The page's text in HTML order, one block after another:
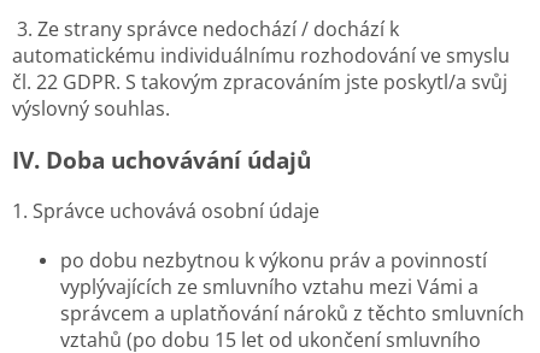
3. Ze strany správce nedochází / dochází k
automatickému individuálnímu rozhodování ve smyslu
čl. 22 GDPR. S takovým zpracováním jste poskytl/a svůj
výslovný souhlas.
IV. Doba uchovávání údajů
1. Správce uchovává osobní údaje
po dobu nezbytnou k výkonu práv a povinností
vyplývajících ze smluvního vztahu mezi Vámi a
správcem a uplatňování nároků z těchto smluvních
vztahů (po dobu 15 let od ukončení smluvního